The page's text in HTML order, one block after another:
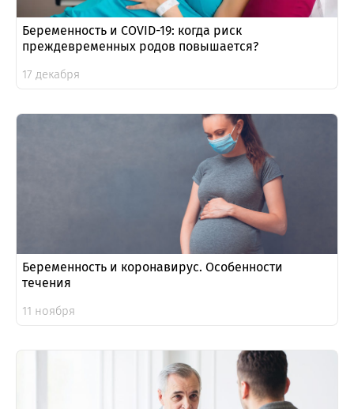
Беременность и COVID-19: когда риск
преждевременных родов повышается?
17 декабря
Беременность и коронавирус. Особенности
течения
11 ноября